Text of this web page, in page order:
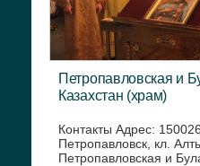
Петропавловская и
Казахстан (храм)
Контакты Адрес:
Петропавловск, кл.
Петропавловская и